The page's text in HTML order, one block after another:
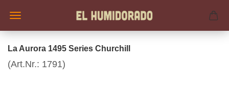
La Aurora 1495 Series Churchill
(Art.Nr.: 1791)